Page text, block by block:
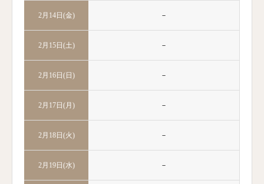
2月14日(金) －
2月15日(土) －
2月16日(日) －
2月17日(月) －
2月18日(火) －
2月19日(水) －